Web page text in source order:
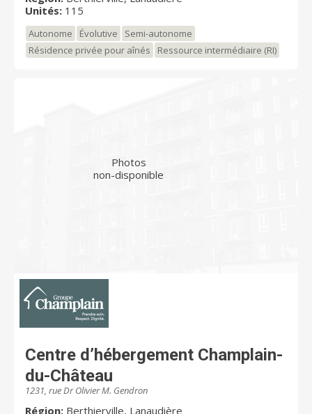
Unités: 115
Autonome Évolutive
Semi-autonome
Résidence privée pour aînés
Ressource intermédiaire (RI)
Photos
non-disponible
Centre d’hébergement Champlain-
du-Château
1231, rue Dr Olivier M. Gendron
Région: Berthierville, Lanaudière